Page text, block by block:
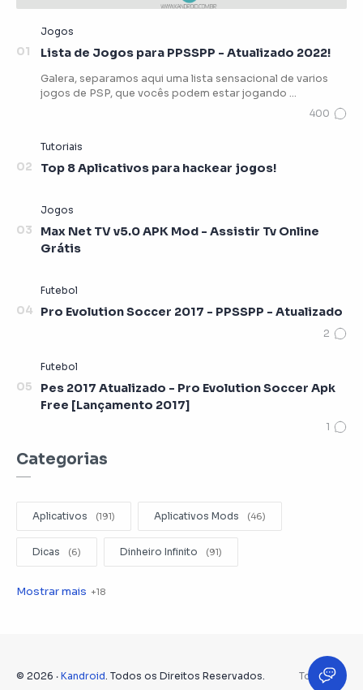
Lista de Jogos para PPSSPP - Atualizado 2022!
Galera, separamos aqui uma lista sensacional de varios
jogos de PSP, que vocês podem estar jogando …
Top 8 Aplicativos para hackear jogos!
Max Net TV v5.0 APK Mod - Assistir Tv Online
Grátis
Pro Evolution Soccer 2017 - PPSSPP - Atualizado
Pes 2017 Atualizado - Pro Evolution Soccer Apk
Free [Lançamento 2017]
Categorias
Aplicativos Aplicativos Mods
Dicas Dinheiro Infinito
Editar Videos
© 2026 ‧ Kandroid. Todos os Direitos Reservados.